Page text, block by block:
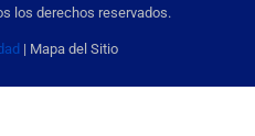
los derechos reservados.
| Mapa del Sitio